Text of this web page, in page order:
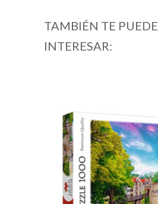
TAMBIÉN TE PUEDE
INTERESAR: